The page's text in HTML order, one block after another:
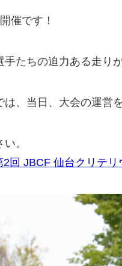
催です！
たちの迫力ある走りが
、当日、大会の運
い。
回 JBCF 仙台クリテ